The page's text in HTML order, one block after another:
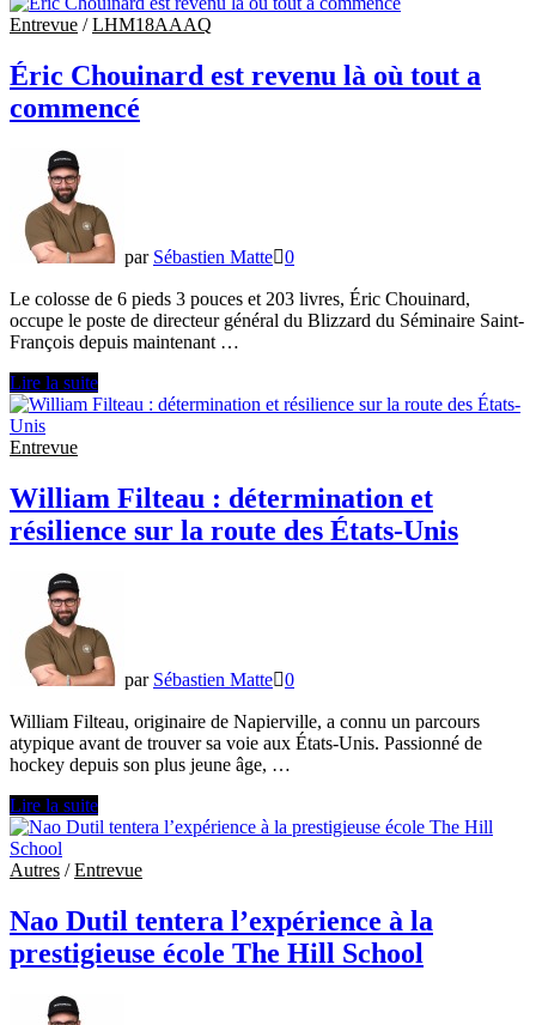
est
au
Challenge
CCM
Entrevue /LHM18AAAQ
Éric Chouinard est revenu là où tout a
commencé
par Sébastien Matte 0
Le colosse de 6 pieds 3 pouces et 203 livres, Éric Chouinard,
occupe le poste de directeur général du Blizzard du Séminaire Saint-
François depuis maintenant …
Éric
Chouinard
est
revenu
où
tout
a
Lire la suite
Entrevue
William Filteau : détermination et
résilience sur la route des États-Unis
par Sébastien Matte 0
William Filteau, originaire de Napierville, a connu un parcours
atypique avant de trouver sa voie aux États-Unis. Passionné de
hockey depuis son plus jeune âge, …
William
Filteau
:
détermination
résilience
sur
la
États-
Lire la suite
Autres /Entrevue
Nao Dutil tentera l’expérience à la
prestigieuse école The Hill School